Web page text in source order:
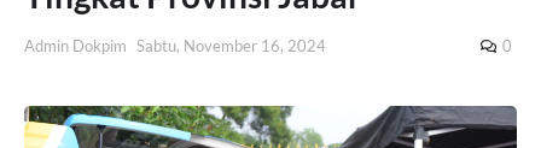
Admin Dokpim Sabtu, November 16, 2024 0